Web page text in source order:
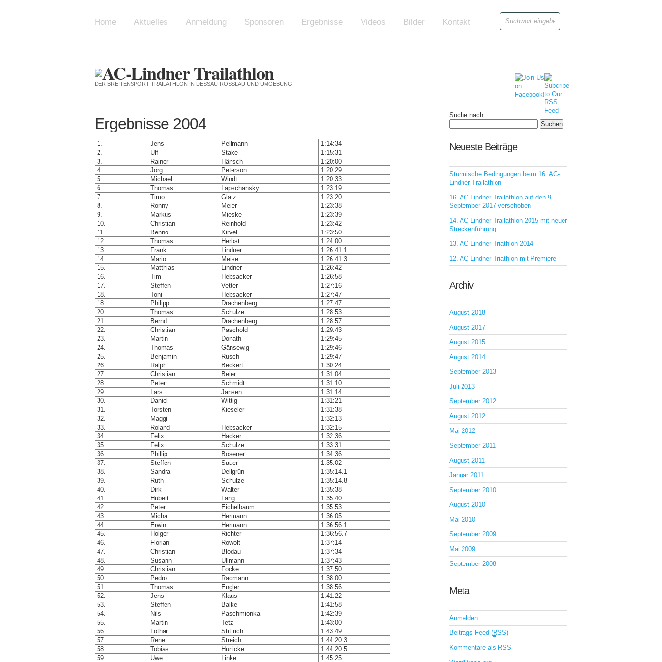
DER BREITENSPORT TRAILATHLON IN DESSAU-ROSSLAU UND UMGEBUNG
Home Aktuelles Anmeldung Sponsoren Ergebnisse Videos Bilder Kontakt
Ergebnisse 2004
1. Jens Pellmann
1:14:34
2.
Ulf Stake
1:15:31
3.
Rainer Hänsch
1:20:00
4.
Jörg Peterson
1:20:29
5.
Michael Windt
1:20:33
6.
Thomas Lapschansky
1:23:19
7.
Timo Glatz
1:23:20
8.
Ronny Meier
1:23:38
9.
Markus Mieske
1:23:39
10.
Christian Reinhold
1:23:42
11.
Benno Kirvel
1:23:50
12.
Thomas Herbst
1:24:00
13.
Frank Lindner
1:26:41.1
14.
Mario Meise
1:26:41.3
15.
Matthias Lindner
1:26:42
16.
Tim Hebsacker
1:26:58
17.
Steffen Vetter
1:27:16
18.
Toni Hebsacker
1:27:47
18.
Philipp Drachenberg
1:27:47
20.
Thomas Schulze
1:28:53
21.
Bernd Drachenberg
1:28:57
22.
Christian Paschold
1:29:43
23.
Martin Donath
1:29:45
24.
Thomas Gänsewig
1:29:46
25.
Benjamin Rusch
1:29:47
26.
Ralph Beckert
1:30:24
27.
Christian Beier
1:31:04
28.
Peter Schmidt
1:31:10
29.
Lars Jansen
1:31:14
30.
Daniel Wittig
1:31:21
31.
Torsten Kieseler
1:31:38
32.
Maggi
1:32:13
33.
Roland Hebsacker
1:32:15
34.
Felix Hacker
1:32:36
35.
Felix Schulze
1:33:31
36.
Phillip Bösener
1:34:36
37.
Steffen Sauer
1:35:02
38.
Sandra Dellgrün
1:35:14.1
39.
Ruth Schulze
1:35:14.8
40.
Dirk Walter
1:35:38
41.
Hubert Lang
1:35:40
42.
Peter Eichelbaum
1:35:53
43.
Micha Hermann
1:36:05
44.
Erwin Hermann
1:36:56.1
45.
Holger Richter
1:36:56.7
46.
Florian Rowolt
1:37:14
47.
Christian Blodau
1:37:34
48.
Susann Ullmann
1:37:43
49.
Christian Focke
1:37:50
50.
Pedro Radmann
1:38:00
51.
Thomas Engler
1.38:56
52.
Jens Klaus
1:41:22
53.
Steffen Balke
1:41:58
54.
Nils Paschmionka
1:42:39
55.
Martin Tetz
1:43:00
56.
Lothar Stittrich
1:43:49
57.
Rene Streich
1:44:20.3
58.
Tobias Hünicke
1:44:20.5
59.
Uwe Linke
1:45:25
Suche nach:
Neueste Beiträge
Stürmische Bedingungen beim 16. AC-
Lindner Trailathlon
16. AC-Lindner Trailathlon auf den 9.
September 2017 verschoben
14. AC-Lindner Trailathlon 2015 mit neuer
Streckenführung
13. AC-Lindner Triathlon 2014
12. AC-Lindner Triathlon mit Premiere
Archiv
August 2018
August 2017
August 2015
August 2014
September 2013
Juli 2013
September 2012
August 2012
Mai 2012
September 2011
August 2011
Januar 2011
September 2010
August 2010
Mai 2010
September 2009
Mai 2009
September 2008
Meta
Anmelden
Beitrags-Feed (RSS)
Kommentare als RSS